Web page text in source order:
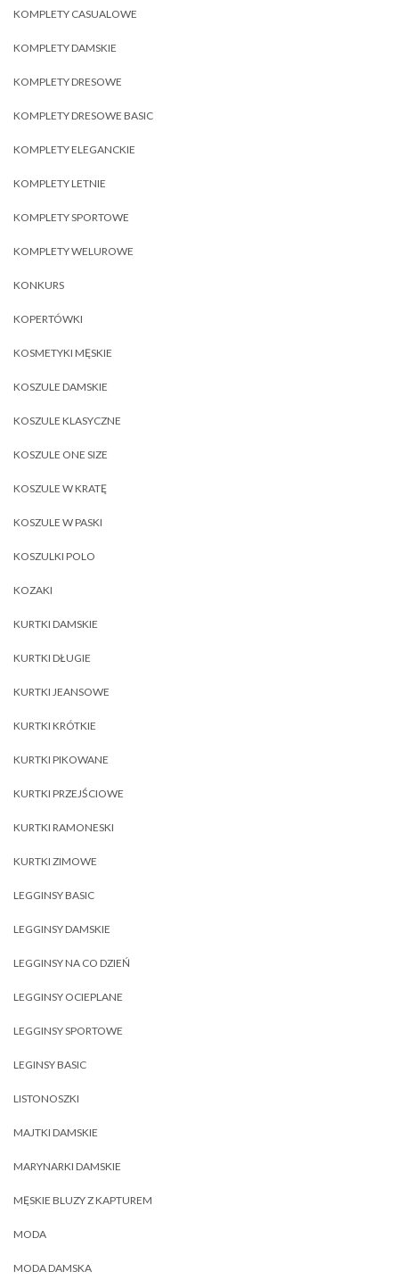
KOMPLETY CASUALOWE
KOMPLETY DAMSKIE
KOMPLETY DRESOWE
KOMPLETY DRESOWE BASIC
KOMPLETY ELEGANCKIE
KOMPLETY LETNIE
KOMPLETY SPORTOWE
KOMPLETY WELUROWE
KONKURS
KOPERTÓWKI
KOSMETYKI MĘSKIE
KOSZULE DAMSKIE
KOSZULE KLASYCZNE
KOSZULE ONE SIZE
KOSZULE W KRATĘ
KOSZULE W PASKI
KOSZULKI POLO
KOZAKI
KURTKI DAMSKIE
KURTKI DŁUGIE
KURTKI JEANSOWE
KURTKI KRÓTKIE
KURTKI PIKOWANE
KURTKI PRZEJŚCIOWE
KURTKI RAMONESKI
KURTKI ZIMOWE
LEGGINSY BASIC
LEGGINSY DAMSKIE
LEGGINSY NA CO DZIEŃ
LEGGINSY OCIEPLANE
LEGGINSY SPORTOWE
LEGINSY BASIC
LISTONOSZKI
MAJTKI DAMSKIE
MARYNARKI DAMSKIE
MĘSKIE BLUZY Z KAPTUREM
MODA
MODA DAMSKA